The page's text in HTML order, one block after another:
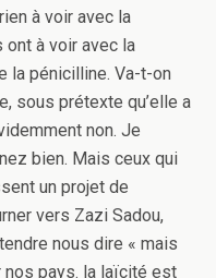
à voir avec la
ont à voir avec la
la pénicilline. Va-t-on
sous prétexte qu’elle a
non. Je
bien. Mais ceux qui
un projet de
vers Zazi Sadou,
nous dire « mais
pays. la laïcité est